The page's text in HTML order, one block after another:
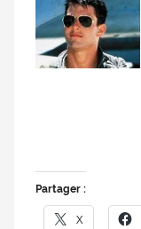
Partager :
X